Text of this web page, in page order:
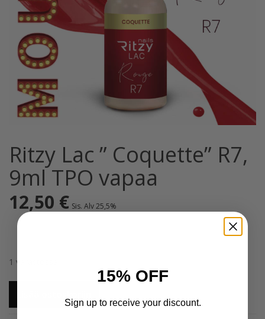
Ritzy Lac ” Coquette” R7,
9ml TPO vapaa
12,50 € Sis. Alv 25,5%
1 varastossa
15% OFF
Sign up to receive your discount.